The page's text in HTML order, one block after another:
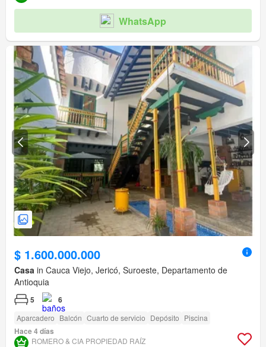
WhatsApp
$ 1.600.000.000
Casa in Cauca Viejo, Jericó, Suroeste, Departamento de
Antioquia
5 6
Aparcadero Balcón Cuarto de servicio Depósito Piscina
Hace 4 días
ROMERO & CIA PROPIEDAD RAÍ­Z